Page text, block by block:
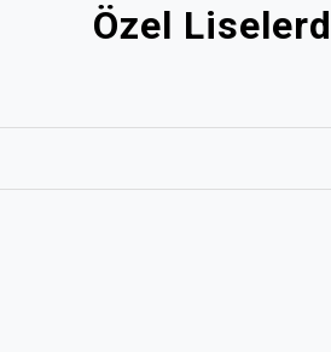
Özel